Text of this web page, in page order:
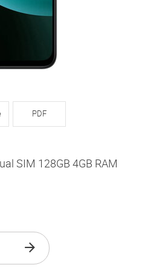
PDF
SIM 128GB 4GB RAM